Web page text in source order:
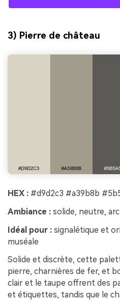
3) Pierre de château
HEX : #d9d2c3 #a39b8b
Ambiance : solide, neutre,
Idéal pour : signalétique et
muséale
Solide et discrète, cette
pierre, charnières de fer, et
clair et le taupe offrent des
et étiquettes, tandis que le